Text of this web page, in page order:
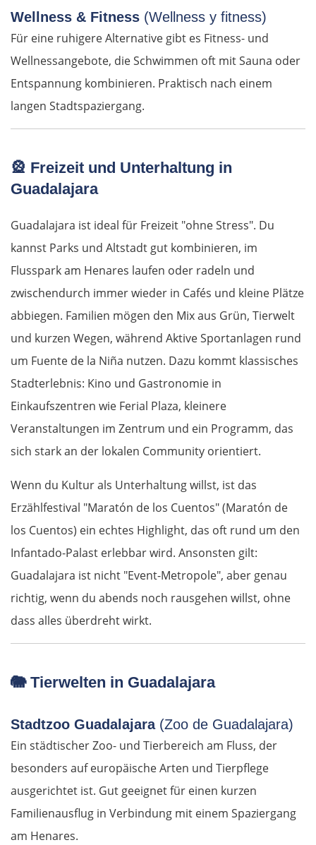
Wellness & Fitness (Wellness y fitness)
Für eine ruhigere Alternative gibt es Fitness- und
Wellnessangebote, die Schwimmen oft mit Sauna oder
Entspannung kombinieren. Praktisch nach einem
langen Stadtspaziergang.
🎡 Freizeit und Unterhaltung in
Guadalajara
Guadalajara ist ideal für Freizeit "ohne Stress". Du
kannst Parks und Altstadt gut kombinieren, im
Flusspark am Henares laufen oder radeln und
zwischendurch immer wieder in Cafés und kleine Plätze
abbiegen. Familien mögen den Mix aus Grün, Tierwelt
und kurzen Wegen, während Aktive Sportanlagen rund
um Fuente de la Niña nutzen. Dazu kommt klassisches
Stadterlebnis: Kino und Gastronomie in
Einkaufszentren wie Ferial Plaza, kleinere
Veranstaltungen im Zentrum und ein Programm, das
sich stark an der lokalen Community orientiert.
Wenn du Kultur als Unterhaltung willst, ist das
Erzählfestival "Maratón de los Cuentos" (Maratón de
los Cuentos) ein echtes Highlight, das oft rund um den
Infantado-Palast erlebbar wird. Ansonsten gilt:
Guadalajara ist nicht "Event-Metropole", aber genau
richtig, wenn du abends noch rausgehen willst, ohne
dass alles überdreht wirkt.
🐘Tierwelten in Guadalajara
Stadtzoo Guadalajara(Zoo de Guadalajara)
Ein städtischer Zoo- und Tierbereich am Fluss, der
besonders auf europäische Arten und Tierpflege
ausgerichtet ist. Gut geeignet für einen kurzen
Familienausflug in Verbindung mit einem Spaziergang
am Henares.
Arad
Ungarn Süd
Baja
Mohács
Osijek
Virovitica
Zagreb
Slowenien
Novo mesto
Italien
Triest
Padua
Bologna
Forlì
Rimini